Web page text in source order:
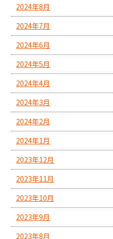
2024年8月
2024年7月
2024年6月
2024年5月
2024年4月
2024年3月
2024年2月
2024年1月
2023年12月
2023年11月
2023年10月
2023年9月
2023年8月